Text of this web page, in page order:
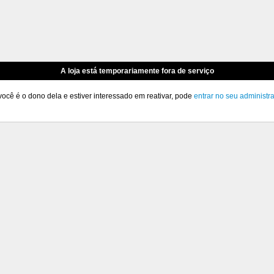
A loja está temporariamente fora de serviço
é o dono dela e estiver interessado em reativar, pode entrar no seu